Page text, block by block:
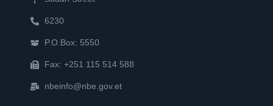
6230
P.O.Box: 5550
Fax: +251 115 514 588
nbeinfo@nbe.gov.et